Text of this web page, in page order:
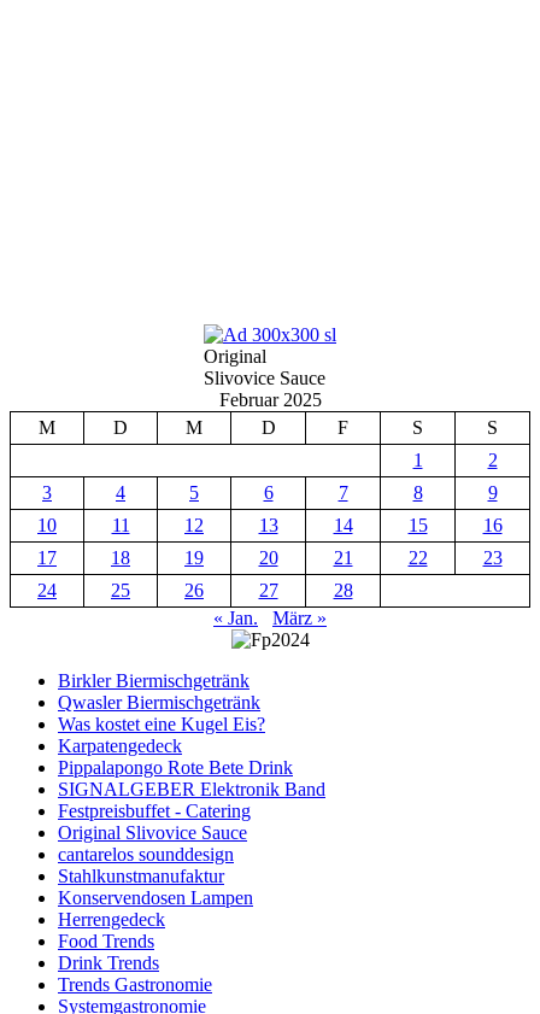
Original
Slivovice Sauce
Februar 2025
M
D M D F S
S
1
2
3
4 5 6 7 8
9
10
11 12 13 14 15
16
17
18 19 20 21 22
23
24
25 26 27
28
« Jan.
März »
Birkler Biermischgetränk
Qwasler Biermischgetränk
Was kostet eine Kugel Eis?
Karpatengedeck
Pippalapongo Rote Bete Drink
SIGNALGEBER Elektronik Band
Festpreisbuffet - Catering
Original Slivovice Sauce
cantarelos sounddesign
Stahlkunstmanufaktur
Konservendosen Lampen
Herrengedeck
Food Trends
Drink Trends
Trends Gastronomie
Systemgastronomie